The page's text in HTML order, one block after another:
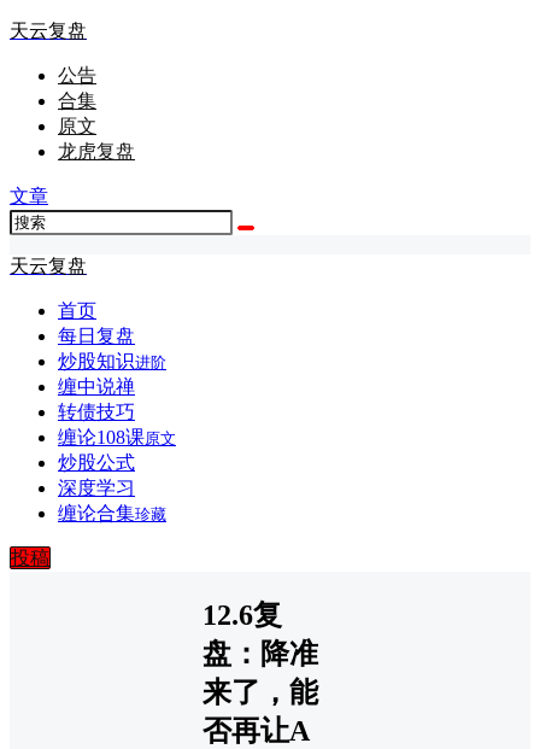
天云复盘
公告
合集
原文
龙虎复盘
文章
天云复盘
首页
每日复盘
炒股知识进阶
缠中说禅
转债技巧
缠论108课原文
炒股公式
深度学习
缠论合集珍藏
投稿
12.6复
盘：降准
来了，能
否再让A